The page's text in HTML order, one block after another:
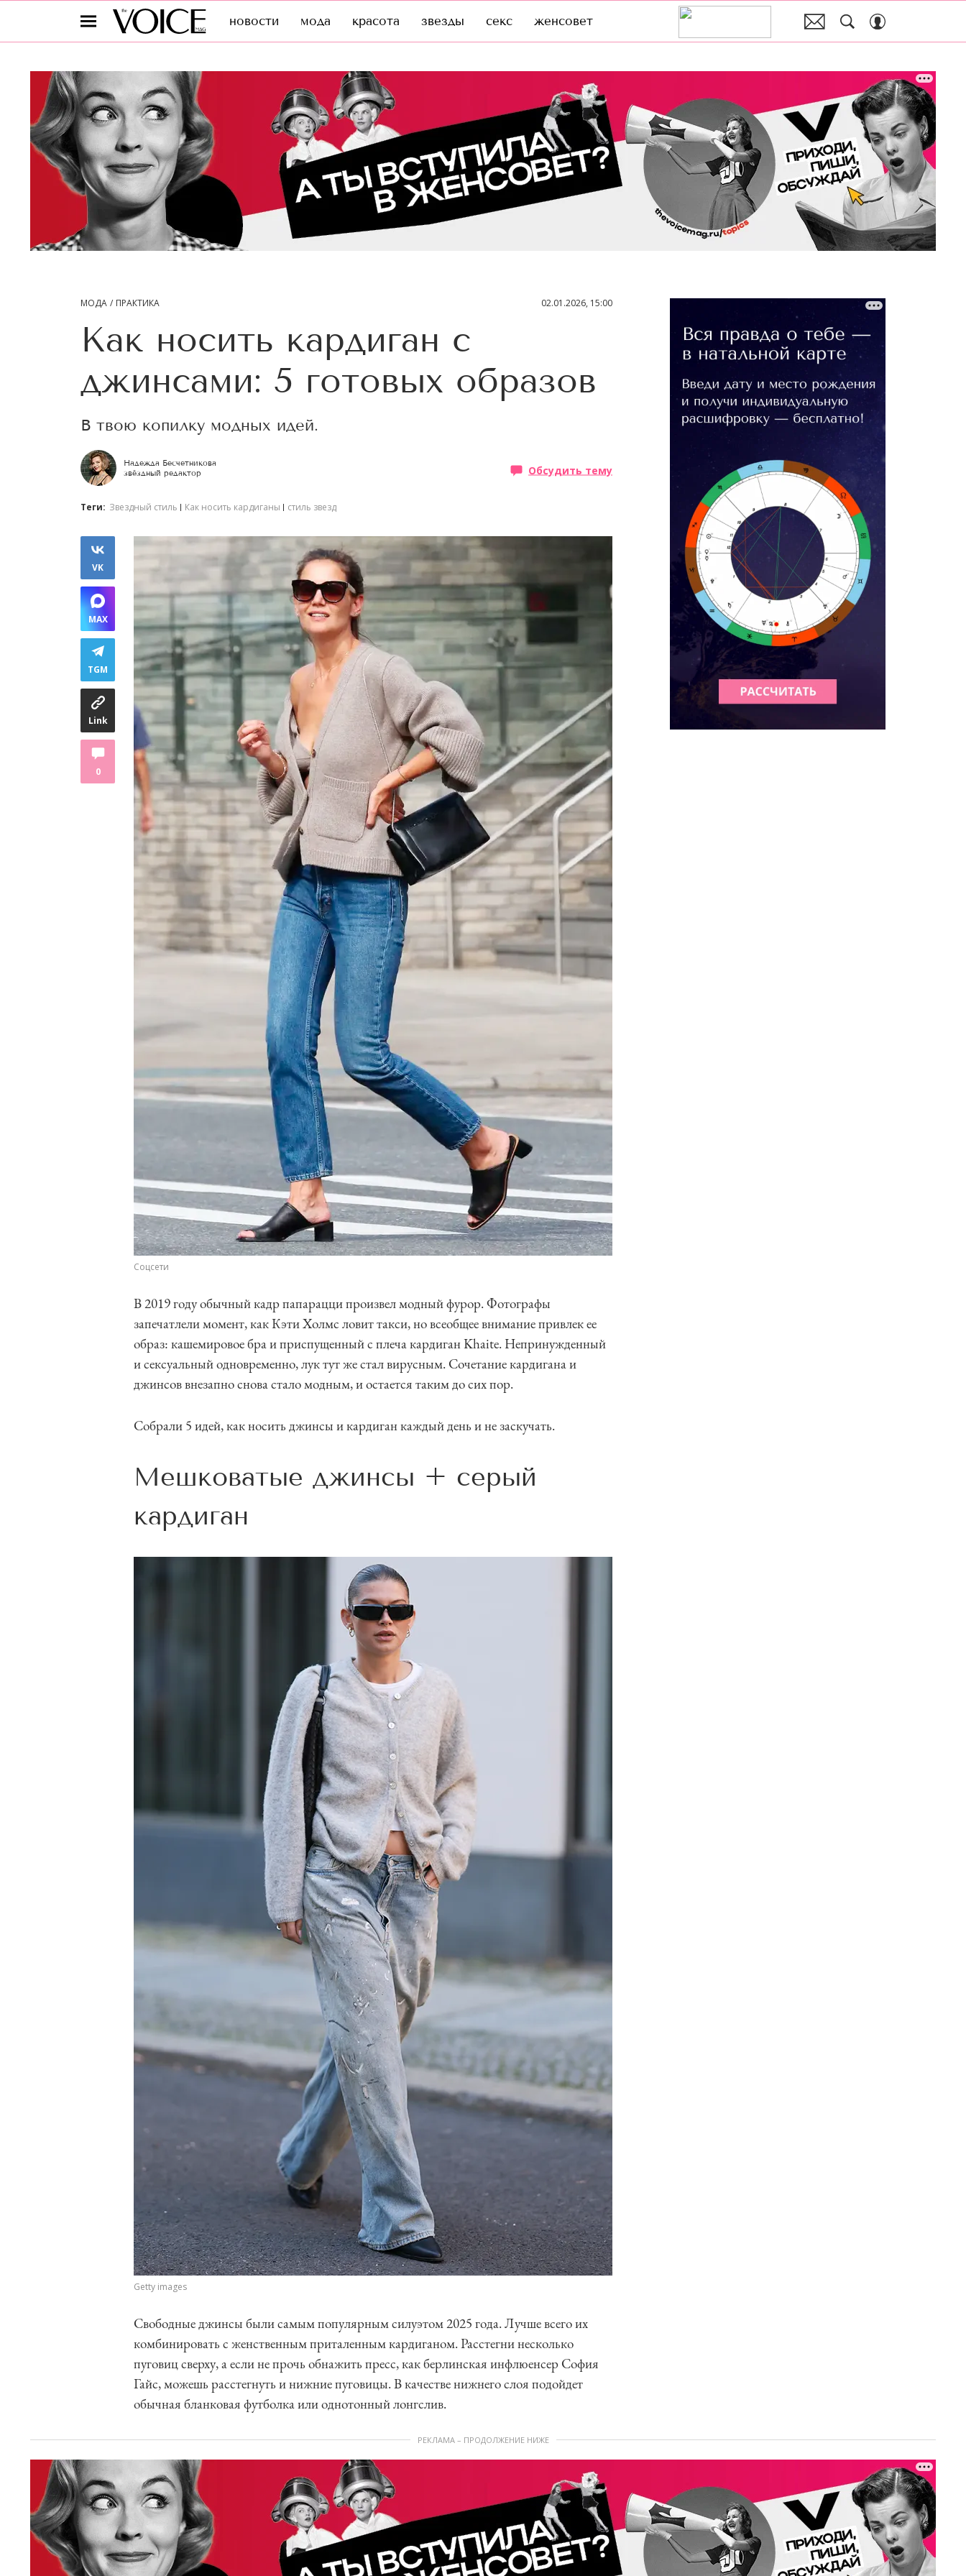
новости мода красота звезды секс женсовет
МОДА ПРАКТИКА 02.01.2026, 15:00
Как носить кардиган с
джинсами: 5 готовых образов
В твою копилку модных идей.
Надежда Бесчетникова
звёздный редактор
Обсудить тему
Теги: Звездный стиль Как носить кардиганы стиль звезд
VK
MAX
TGM
Link
0
Соцсети
В 2019 году обычный кадр папарацци произвел модный фурор. Фотографы
запечатлели момент, как Кэти Холмс ловит такси, но всеобщее внимание привлек ее
образ: кашемировое бра и приспущенный с плеча кардиган Khaite. Непринужденный
и сексуальный одновременно, лук тут же стал вирусным. Сочетание кардигана и
джинсов внезапно снова стало модным, и остается таким до сих пор.
Собрали 5 идей, как носить джинсы и кардиган каждый день и не заскучать.
Мешковатые джинсы + серый
кардиган
Getty images
Свободные джинсы были самым популярным силуэтом 2025 года. Лучше всего их
комбинировать с женственным приталенным кардиганом. Расстегни несколько
пуговиц сверху, а если не прочь обнажить пресс, как берлинская инфлюенсер София
Гайс, можешь расстегнуть и нижние пуговицы. В качестве нижнего слоя подойдет
обычная бланковая футболка или однотонный лонгслив.
РЕКЛАМА – ПРОДОЛЖЕНИЕ НИЖЕ